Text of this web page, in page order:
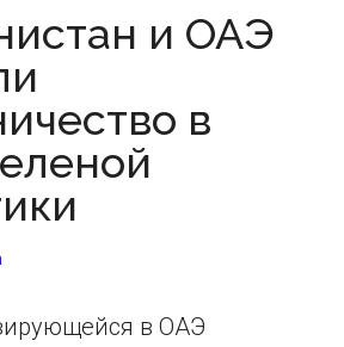
и ОАЭ
в
в ОАЭ